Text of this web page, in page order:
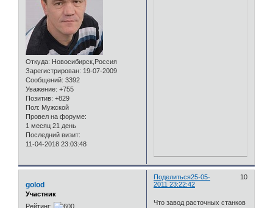
Откуда: Новосибирск,Россия
Зарегистрирован: 19-07-2009
Сообщений: 3392
Уважение: +755
Позитив: +829
Пол: Мужской
Провел на форуме:
1 месяц 21 день
Последний визит:
11-04-2018 23:03:48
Поделиться 10
25-05-
2011 23:22:42
golod
Участник
Рейтинг:
Что завод расточных станков